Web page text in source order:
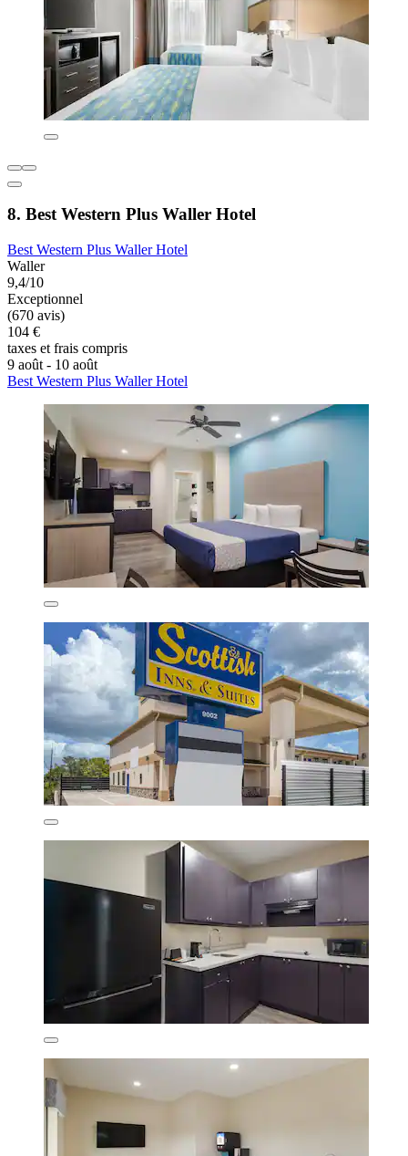
8. Best Western Plus Waller Hotel
Best Western Plus Waller Hotel
Waller
9,4/10
Exceptionnel
(670 avis)
104 €
taxes et frais compris
9 août - 10 août
Best Western Plus Waller Hotel